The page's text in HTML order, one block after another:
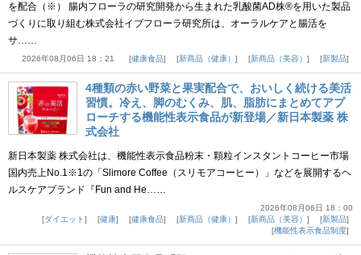
を配合（※） 腸内フローラの研究開発から生まれた乳酸菌AD株®を用いた製品
づくりに取り組む株式会社イブフローラ研究所は、オーラルケアと腸活を
サ……
2026年08月06日 18：21 健康食品 新商品（健康） 新商品（美容） 新製品
4種類の赤い野菜と果実配合で、おいしく続ける美活
習慣。冷え、脚のむくみ、肌、脂肪にまとめてアプ
ローチする機能性表示食品が新登場／新日本製薬 株
式会社
新日本製薬 株式会社は、機能性表示食品粉末・顆粒インスタントコーヒー市場
国内売上No.1※1の「Slimore Coffee（スリモアコーヒー）」などを展開するヘ
ルスケアブランド『Fun and He……
2026年08月06日 18：00
ダイエット
健康 健康食品 新商品（健康） 新商品（美容）
新製品
機能性表示食品制度